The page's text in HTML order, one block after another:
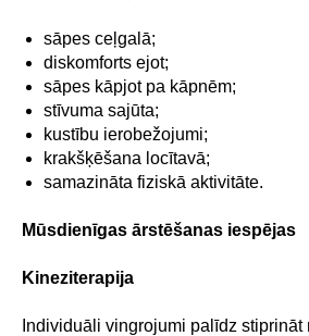
sāpes ceļgalā;
diskomforts ejot;
sāpes kāpjot pa kāpnēm;
stīvuma sajūta;
kustību ierobežojumi;
krakšķēšana locītavā;
samazināta fiziskā aktivitāte.
Mūsdienīgas ārstēšanas iespējas
Kineziterapija
Individuāli vingrojumi palīdz stiprināt